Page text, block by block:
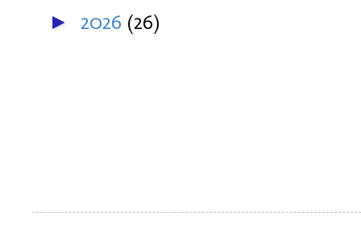
► 2026 (26)